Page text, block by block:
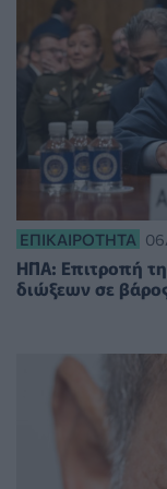
ΕΠΙΚΑΙΡΌΤΗΤΑ
ΗΠΑ: Επιτροπή
διώξεων σε